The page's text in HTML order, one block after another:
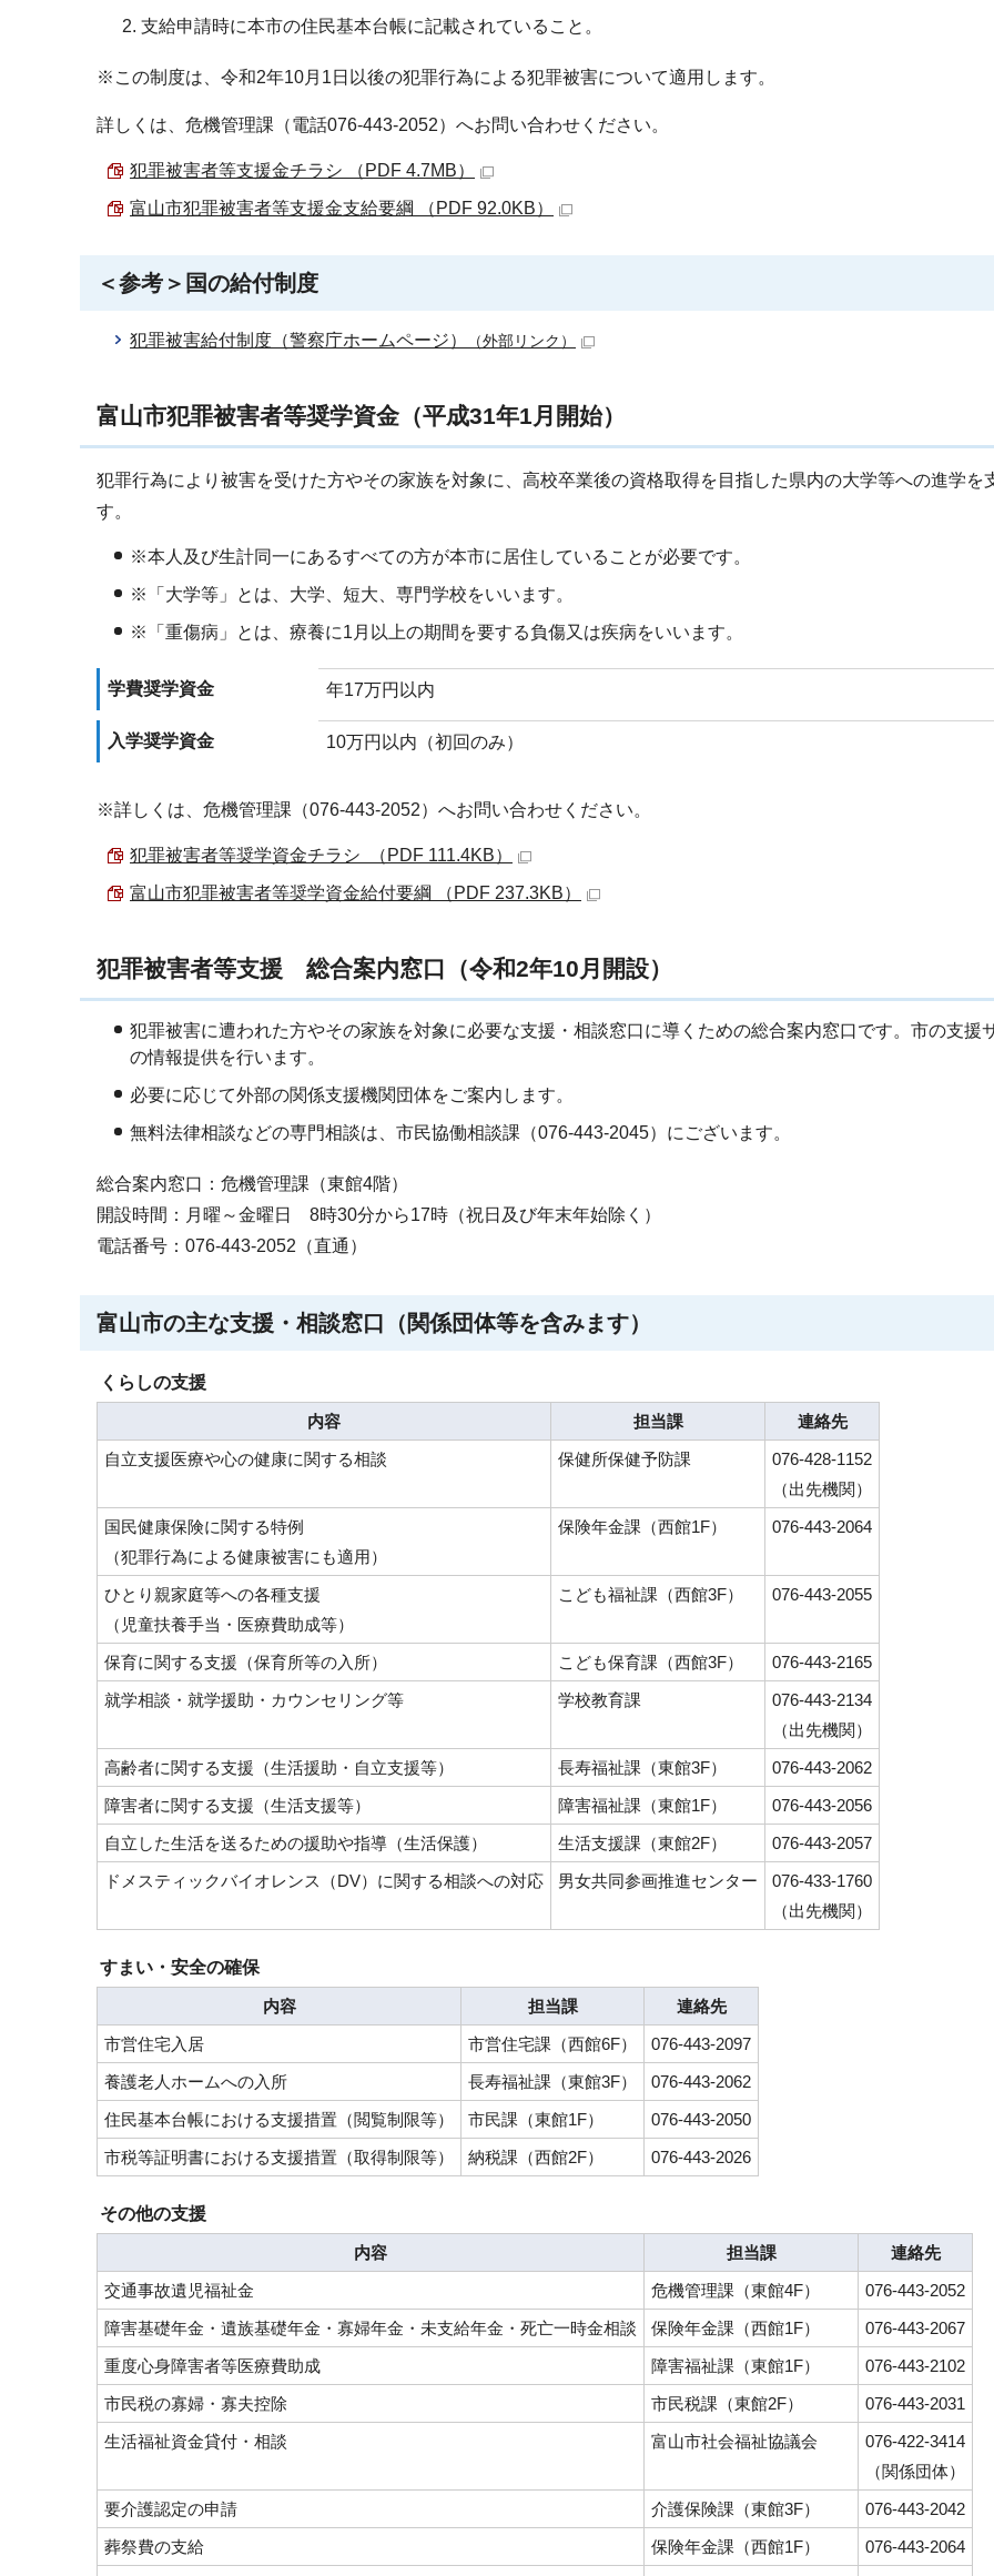
支給申請時に本市の住民基本台帳に記載されていること。
※この制度は、令和2年10月1日以後の犯罪行為による犯罪被害について適用します。
詳しくは、危機管理課（電話076-443-2052）へお問い合わせください。
犯罪被害者等支援金チラシ （PDF 4.7MB）
富山市犯罪被害者等支援金支給要綱 （PDF 92.0KB）
＜参考＞国の給付制度
犯罪被害給付制度（警察庁ホームページ） （外部リンク）
富山市犯罪被害者等奨学資金（平成31年1月開始）
犯罪行為により被害を受けた方やその家族を対象に、高校卒業後の資格取得を目指した県内の大学等への進学を
す。
※本人及び生計同一にあるすべての方が本市に居住していることが必要です。
※「大学等」とは、大学、短大、専門学校をいいます。
※「重傷病」とは、療養に1月以上の期間を要する負傷又は疾病をいいます。
学費奨学資金 年17万円以内
入学奨学資金 10万円以内（初回のみ）
※詳しくは、危機管理課（076-443-2052）へお問い合わせください。
犯罪被害者等奨学資金チラシ （PDF 111.4KB）
富山市犯罪被害者等奨学資金給付要綱 （PDF 237.3KB）
犯罪被害者等支援 総合案内窓口（令和2年10月開設）
犯罪被害に遭われた方やその家族を対象に必要な支援・相談窓口に導くための総合案内窓口です。市の支援
の情報提供を行います。
必要に応じて外部の関係支援機関団体をご案内します。
無料法律相談などの専門相談は、市民協働相談課（076-443-2045）にございます。
総合案内窓口：危機管理課（東館4階）
開設時間：月曜～金曜日 8時30分から17時（祝日及び年末年始除く）
電話番号：076-443-2052（直通）
富山市の主な支援・相談窓口（関係団体等を含みます）
くらしの支援
内容 担当課
連絡先
自立支援医療や心の健康に関する相談
保健所保健予防課
076-428-1152
（出先機関）
国民健康保険に関する特例
（犯罪行為による健康被害にも適用）
保険年金課（西館1F） 076-443-2064
ひとり親家庭等への各種支援
（児童扶養手当・医療費助成等）
こども福祉課（西館3F） 076-443-2055
保育に関する支援（保育所等の入所） こども保育課（西館3F）
076-443-2165
就学相談・就学援助・カウンセリング等
学校教育課
076-443-2134
（出先機関）
高齢者に関する支援（生活援助・自立支援等）
長寿福祉課（東館3F）
076-443-2062
障害者に関する支援（生活支援等）
障害福祉課（東館1F）
076-443-2056
自立した生活を送るための援助や指導（生活保護）
生活支援課（東館2F）
076-443-2057
ドメスティックバイオレンス（DV）に関する相談への対応
男女共同参画推進センター
076-433-1760
（出先機関）
すまい・安全の確保
内容 担当課
連絡先
市営住宅入居
市営住宅課（西館6F）
076-443-2097
養護老人ホームへの入所
長寿福祉課（東館3F）
076-443-2062
住民基本台帳における支援措置（閲覧制限等）
市民課（東館1F）
076-443-2050
市税等証明書における支援措置（取得制限等）
納税課（西館2F） 076-443-2026
その他の支援
内容 担当課
連絡先
交通事故遺児福祉金
危機管理課（東館4F）
076-443-2052
障害基礎年金・遺族基礎年金・寡婦年金・未支給年金・死亡一時金相談
保険年金課（西館1F）
076-443-2067
重度心身障害者等医療費助成
障害福祉課（東館1F）
076-443-2102
市民税の寡婦・寡夫控除
市民税課（東館2F）
076-443-2031
生活福祉資金貸付・相談
富山市社会福祉協議会
076-422-3414
（関係団体）
要介護認定の申請
介護保険課（東館3F）
076-443-2042
葬祭費の支給
保険年金課（西館1F）
076-443-2064